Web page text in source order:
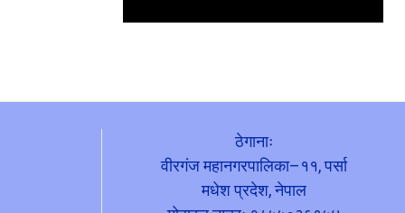
ठेगानाः
वीरगंज महानगरपालिका–११, पर्सा
मधेश प्रदेश, नेपाल